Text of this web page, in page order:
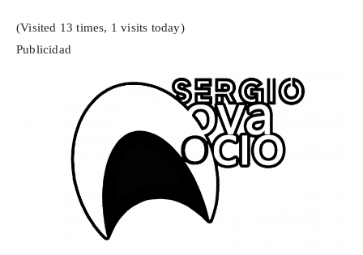
(Visited 13 times, 1 visits today)
Publicidad